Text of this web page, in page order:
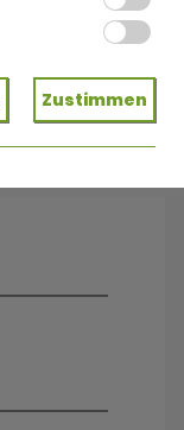
Zustimmen